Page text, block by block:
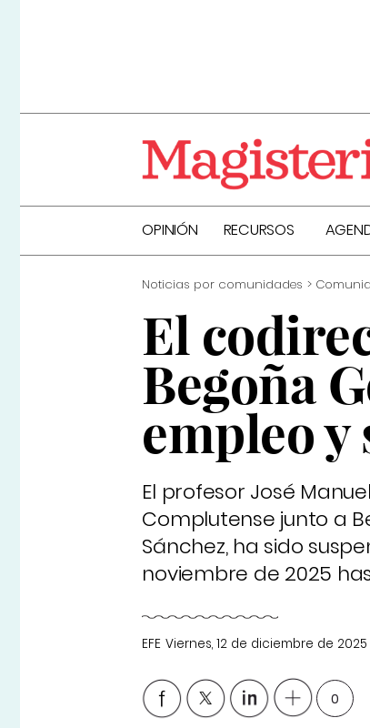
OPINIÓN RECURSOS
Noticias por comunidades
El
Begoña
empleo y
El profesor José
Complutense junto a
Sánchez, ha sido
noviembre de 2025
EFE Viernes, 12 de diciembre de 2025
0